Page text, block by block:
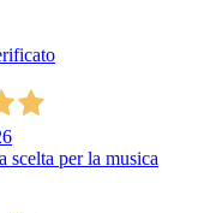
scelta per la musica